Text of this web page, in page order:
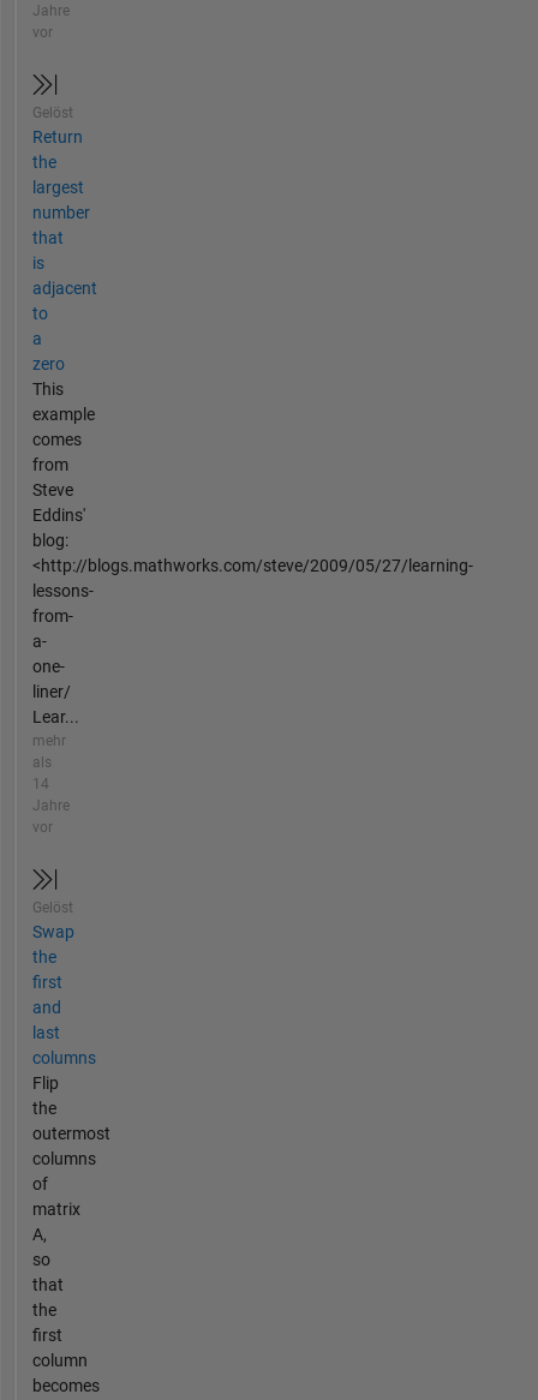
Jahre
vor
Gelöst
Return
the
largest
number
that
is
adjacent
to
a
zero
This
example
comes
from
Steve
Eddins'
blog:
<http://blogs.mathworks.com/steve/2009/05/27/learning-
lessons-
from-
a-
one-
liner/
Lear...
mehr
als
14
Jahre
vor
Gelöst
Swap
the
first
and
last
columns
Flip
the
outermost
columns
of
matrix
A,
so
that
the
first
column
becomes